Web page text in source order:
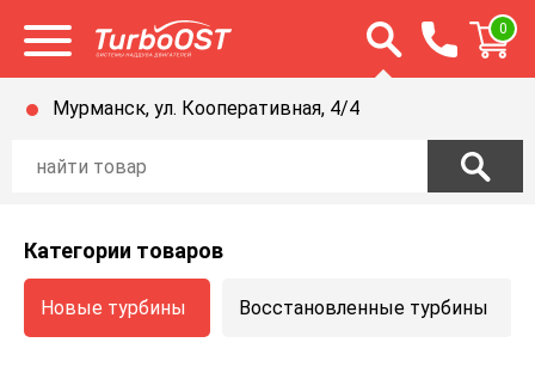
Открыть меню Открыть строку
0
Мурманск, ул. Кооперативная, 4/4
Категории товаров
Новые турбины Восстановленные турбины